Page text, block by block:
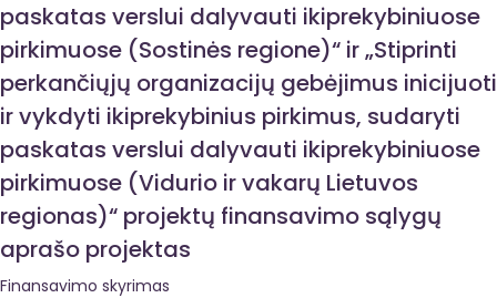
paskatas verslui dalyvauti ikiprekybiniuose
pirkimuose (Sostinės regione)“ ir „Stiprinti
perkančiųjų organizacijų gebėjimus inicijuoti
ir vykdyti ikiprekybinius pirkimus, sudaryti
paskatas verslui dalyvauti ikiprekybiniuose
pirkimuose (Vidurio ir vakarų Lietuvos
regionas)“ projektų finansavimo sąlygų
aprašo projektas
Finansavimo skyrimas